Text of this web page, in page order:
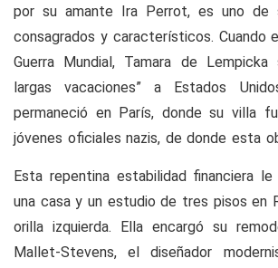
por su amante Ira Perrot, es uno de
consagrados y característicos. Cuando
Guerra Mundial, Tamara de
largas vacaciones” a Estados
permaneció en París, donde su villa
jóvenes oficiales nazis, de donde esta
Esta repentina estabilidad financiera
una casa y un estudio de tres pisos en
orilla izquierda. Ella encargó su
Mallet-Stevens, el diseñador